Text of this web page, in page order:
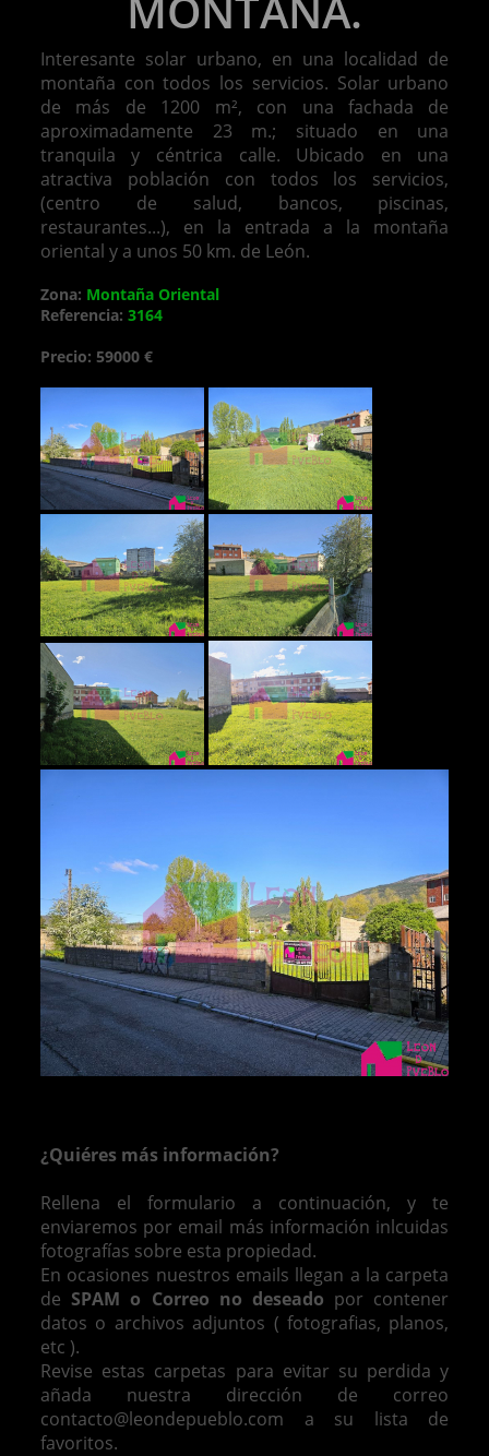
Interesante solar urbano, en una localidad de
montaña con todos los servicios. Solar urbano
de más de 1200 m², con una fachada de
aproximadamente 23 m.; situado en una
tranquila y céntrica calle. Ubicado en una
atractiva población con todos los servicios,
(centro de salud, bancos, piscinas,
restaurantes...), en la entrada a la montaña
oriental y a unos 50 km. de León.
Zona: Montaña Oriental
Referencia: 3164
Precio: 59000 €
¿Quiéres más información?
Rellena el formulario a continuación, y te
enviaremos por email más información inlcuidas
fotografías sobre esta propiedad.
En ocasiones nuestros emails llegan a la carpeta
de SPAM o Correo no deseado por contener
datos o archivos adjuntos ( fotografias, planos,
etc ).
Revise estas carpetas para evitar su perdida y
añada nuestra dirección de correo
contacto@leondepueblo.com a su lista de
favoritos.